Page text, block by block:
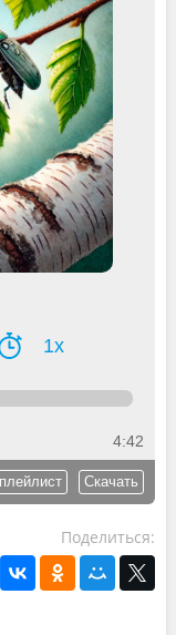
1x
4:42
Скачать
Поделиться: